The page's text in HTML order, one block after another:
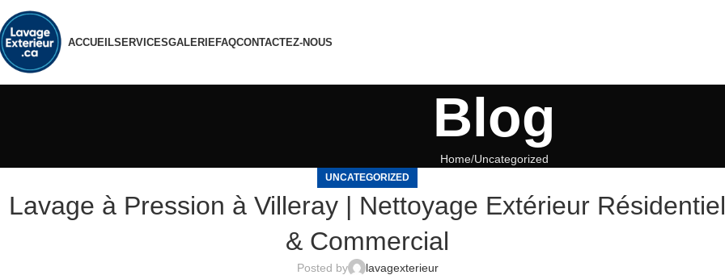
ACCUEILSERVICESGALERIEFAQCONTACTEZ-NOUS
Blog
Home Uncategorized
UNCATEGORIZED
Lavage à Pression à Villeray | Nettoyage Extérieur Résidentiel
& Commercial
Posted by
lavagexterieur